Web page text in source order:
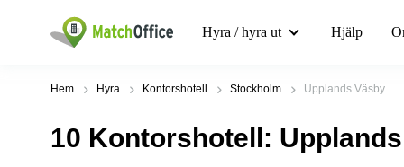
Hyra / hyra ut Hjälp
Hem Hyra Kontorshotell Stockholm Upplands Väsby
10 Kontorshotell: